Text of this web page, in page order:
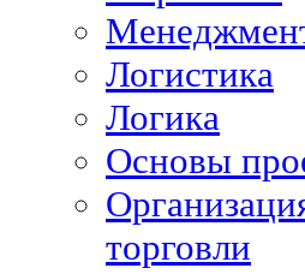
Логистика
Логика
Основы
торговли